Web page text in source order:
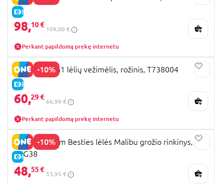
E-KAINA
98,10 €
109,00 €
Perkant papildomą prekę internetu
-10%
E-KAINA
509 Crew 2in1 lėlių vežimėlis, rožinis, T738004
60,29 €
66,99 €
Perkant papildomą prekę internetu
-10%
E-KAINA
BARBIE Dream Besties lėlės Malibu grožio rinkinys,
JGG38
48,55 €
53,95 €